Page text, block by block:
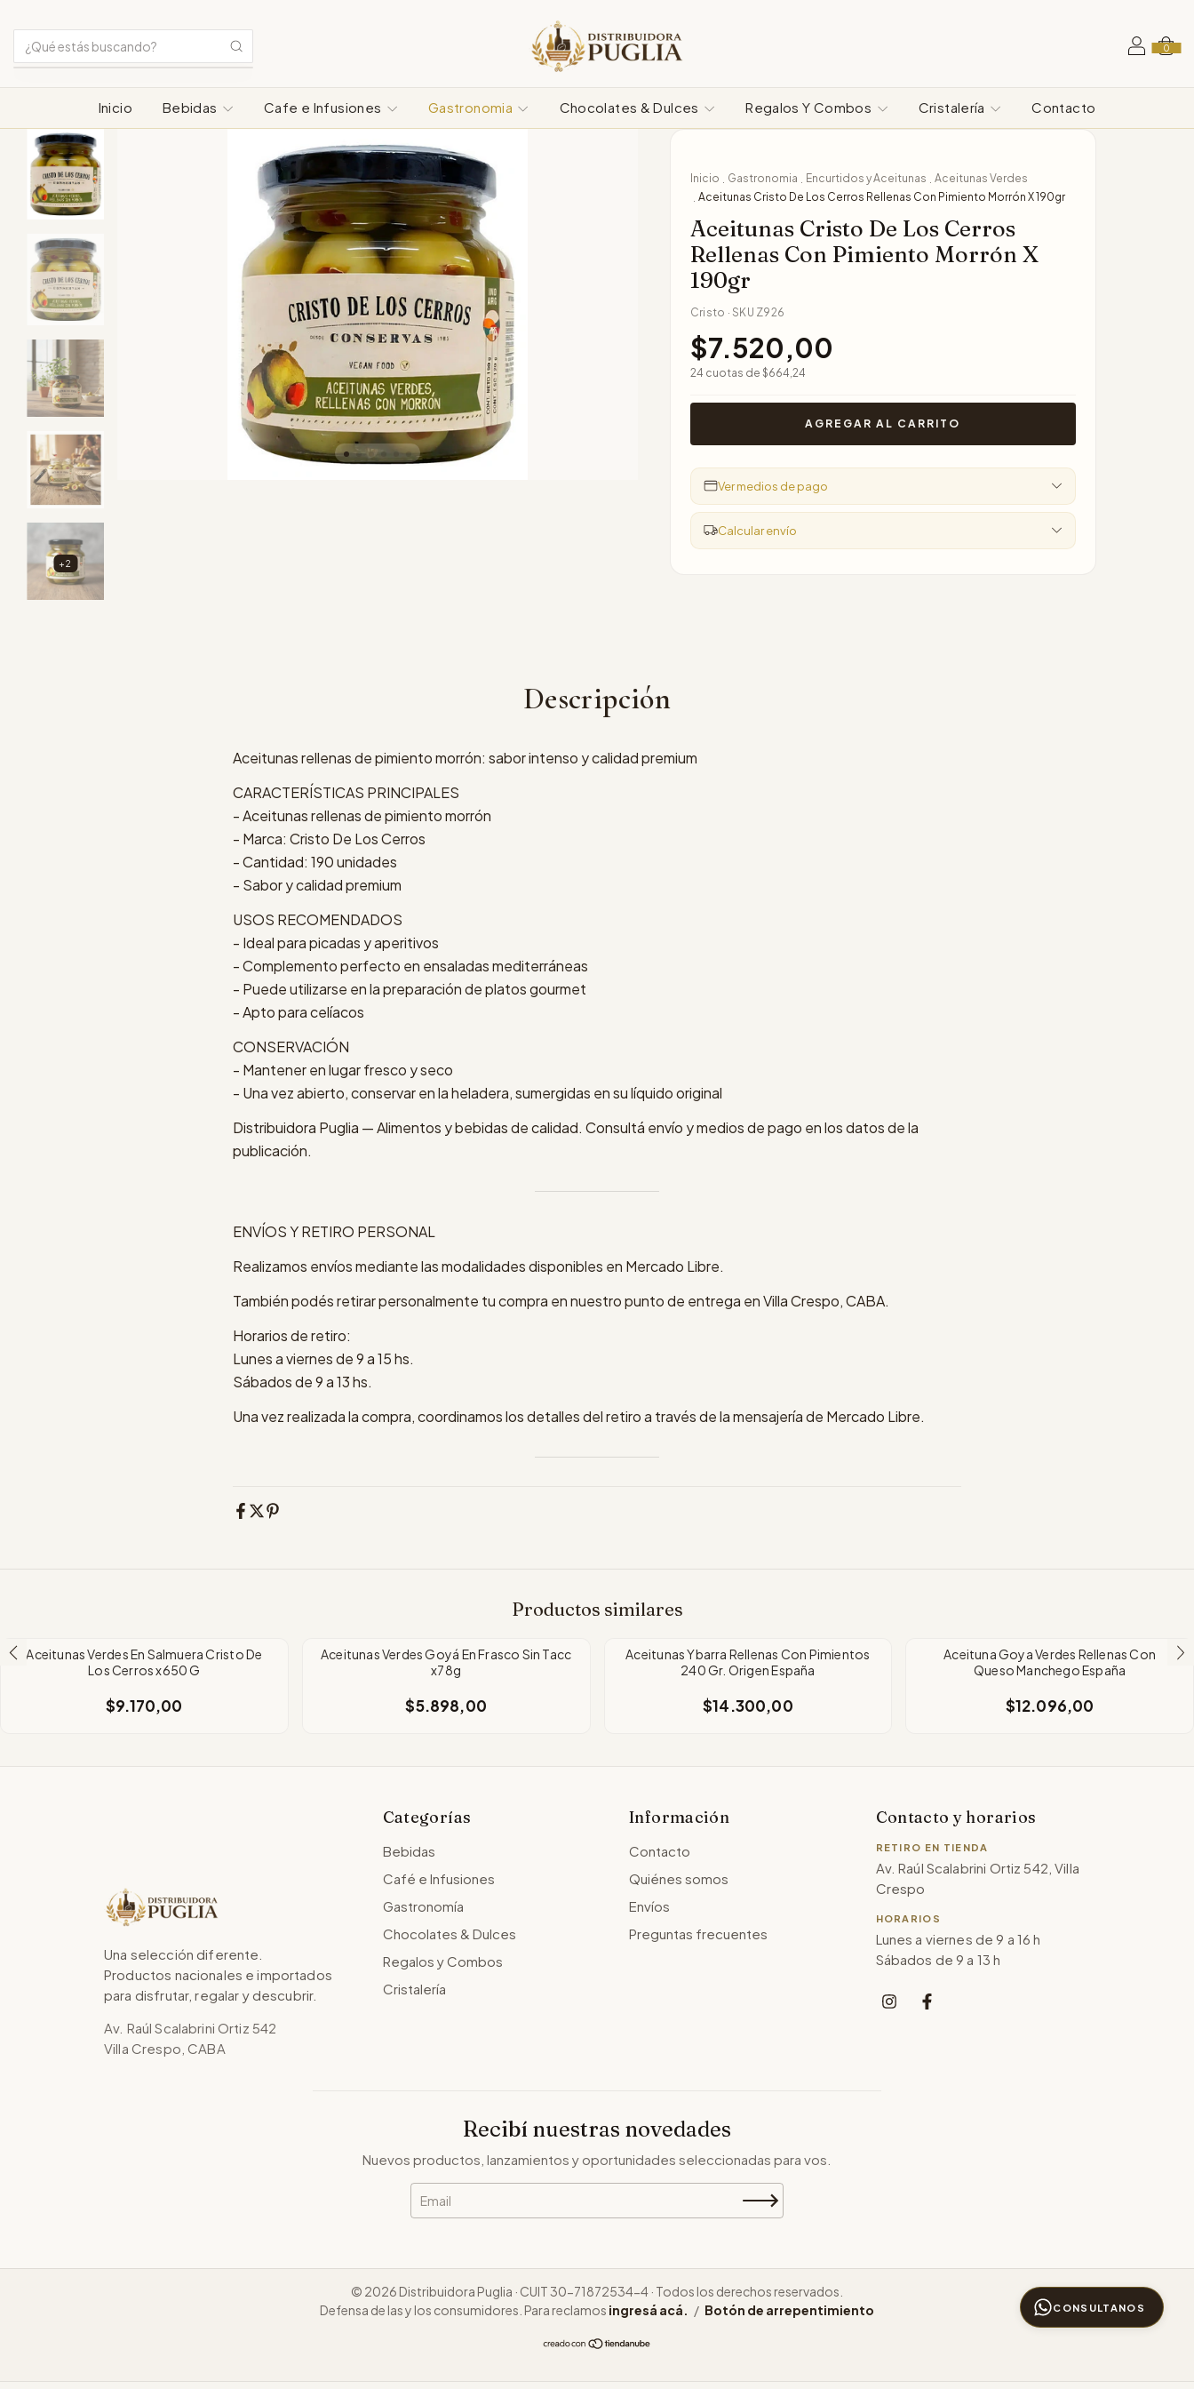
0
Inicio Bebidas Cafe e Infusiones Gastronomia Chocolates & Dulces Regalos Y Combos Cristalería Contacto
+2
Inicio Gastronomia Encurtidos y Aceitunas
Aceitunas Verdes
Aceitunas Cristo De Los Cerros Rellenas Con Pimiento Morrón X 190gr
Aceitunas Cristo De Los Cerros
Rellenas Con Pimiento Morrón X
190gr
Cristo · SKU Z926
$7.520,00
24 cuotas de $664,24
Ver medios de pago
Calcular envío
Descripción
Aceitunas rellenas de pimiento morrón: sabor intenso y calidad premium
CARACTERÍSTICAS PRINCIPALES
- Aceitunas rellenas de pimiento morrón
- Marca: Cristo De Los Cerros
- Cantidad: 190 unidades
- Sabor y calidad premium
USOS RECOMENDADOS
- Ideal para picadas y aperitivos
- Complemento perfecto en ensaladas mediterráneas
- Puede utilizarse en la preparación de platos gourmet
- Apto para celíacos
CONSERVACIÓN
- Mantener en lugar fresco y seco
- Una vez abierto, conservar en la heladera, sumergidas en su líquido original
Distribuidora Puglia — Alimentos y bebidas de calidad. Consultá envío y medios de pago en los datos de la
publicación.
ENVÍOS Y RETIRO PERSONAL
Realizamos envíos mediante las modalidades disponibles en Mercado Libre.
También podés retirar personalmente tu compra en nuestro punto de entrega en Villa Crespo, CABA.
Horarios de retiro:
Lunes a viernes de 9 a 15 hs.
Sábados de 9 a 13 hs.
Una vez realizada la compra, coordinamos los detalles del retiro a través de la mensajería de Mercado Libre.
Productos similares
Aceitunas Verdes En Salmuera Cristo De
Los Cerros x650 G
$9.170,00
Aceitunas Verdes Goyá En Frasco Sin Tacc
x78g
$5.898,00
Aceitunas Ybarra Rellenas Con Pimientos
240 Gr. Origen España
$14.300,00
Aceituna Goya Verdes Rellenas Con
Queso Manchego España
$12.096,00
CONSULTANOS
Una selección diferente.
Productos nacionales e importados
para disfrutar, regalar y descubrir.
Av. Raúl Scalabrini Ortiz 542
Villa Crespo, CABA
Categorías
Bebidas
Café e Infusiones
Gastronomía
Chocolates & Dulces
Regalos y Combos
Cristalería
Información
Contacto
Quiénes somos
Envíos
Preguntas frecuentes
Contacto y horarios
RETIRO EN TIENDA
Av. Raúl Scalabrini Ortiz 542, Villa
Crespo
HORARIOS
Lunes a viernes de 9 a 16 h
Sábados de 9 a 13 h
Recibí nuestras novedades
Nuevos productos, lanzamientos y oportunidades seleccionadas para vos.
© 2026 Distribuidora Puglia · CUIT 30-71872534-4 · Todos los derechos reservados.
Defensa de las y los consumidores. Para reclamos ingresá acá. / Botón de arrepentimiento